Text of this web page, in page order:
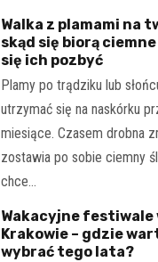
Walka z plamami na
skąd się biorą
się ich pozbyć
Plamy po trądziku lub
utrzymać się na naskórku
miesiące. Czasem drobna
zostawia po sobie ciemny
chce…
Wakacyjne festiwale
Krakowie – gdzie
wybrać tego lata?